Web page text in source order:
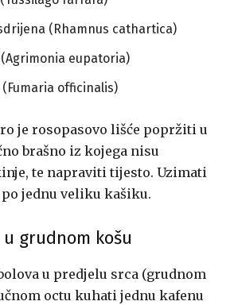
(Rhamnus cathartica)
eupatoria)
officinalis)
je rosopasovo lišće popržiti u
brašno iz kojega nisu
te napraviti tijesto. Uzimati
jednu veliku kašiku.
grudnom košu
u predjelu srca (grudnom
octu kuhati jednu kafenu